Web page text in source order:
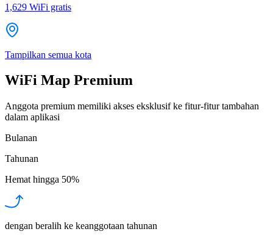
1,629 WiFi gratis
Tampilkan semua kota
WiFi Map Premium
Anggota premium memiliki akses eksklusif ke fitur-fitur tambahan
dalam aplikasi
Bulanan
Tahunan
Hemat hingga 50%
dengan beralih ke keanggotaan tahunan